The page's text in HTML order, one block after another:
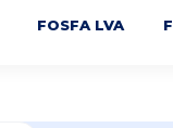
FOSFA LVA